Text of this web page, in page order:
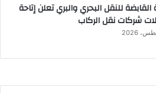
للنقل البحري والبري تعلن إتاحة
شركات نقل الركاب